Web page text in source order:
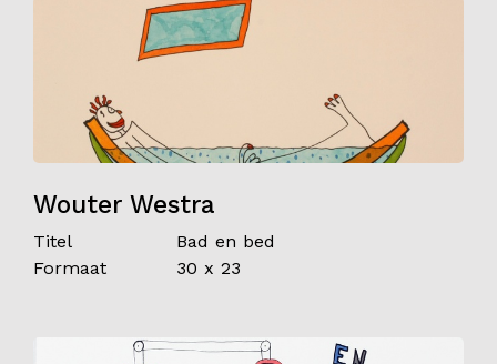
Wouter Westra
Titel
Bad en bed
Formaat
30 x 23